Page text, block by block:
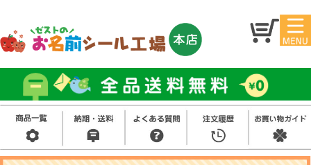
マイ
ジ
お名
前シ
ール
アイ
ロン
シー
ル